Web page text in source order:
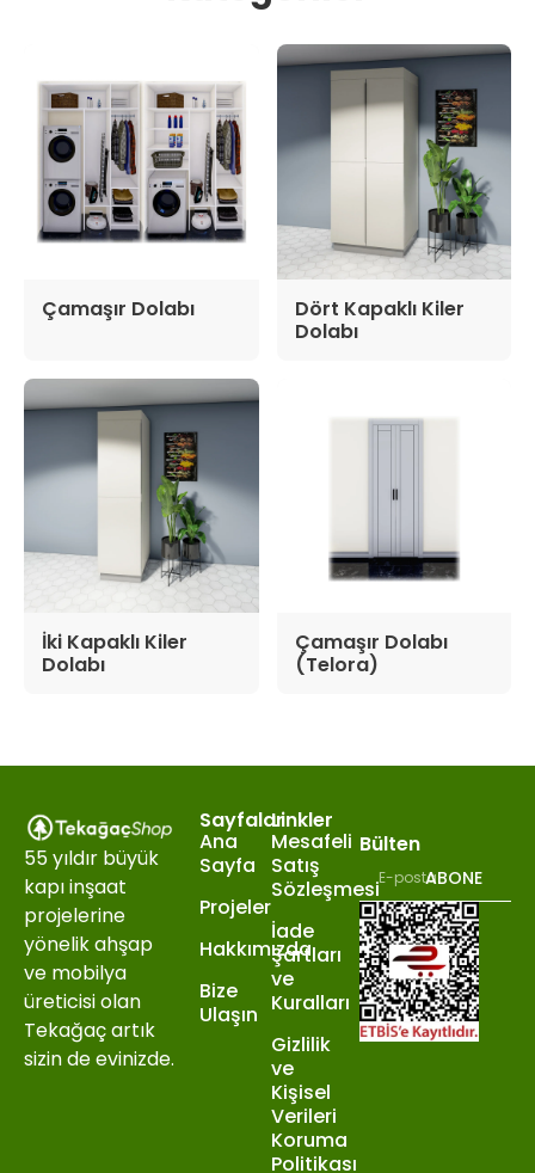
Çamaşır Dolabı
Dört Kapaklı Kiler
Dolabı
İki Kapaklı Kiler
Dolabı
Çamaşır Dolabı
(Telora)
55 yıldır büyük
kapı inşaat
projelerine
yönelik ahşap
ve mobilya
üreticisi olan
Tekağaç artık
sizin de evinizde.
Sayfalar
Ana
Sayfa
Projeler
Hakkımızda
Bize
Ulaşın
Linkler
Mesafeli
Satış
Sözleşmesi
İade
Şartları
ve
Kuralları
Gizlilik
ve
Kişisel
Verileri
Koruma
Politikası
Bülten
ABONE